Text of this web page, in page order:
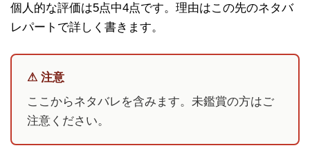
個人的な評価は5点中4点です。理由はこの先のネタバ
レパートで詳しく書きます。
⚠ 注意
ここからネタバレを含みます。未鑑賞の方はご
注意ください。